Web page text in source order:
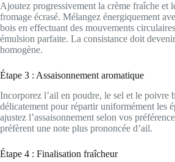
Ajoutez progressivement la crème fraîche et
fromage écrasé. Mélangez énergiquement
bois en effectuant des mouvements
émulsion parfaite. La consistance doit
homogène.
Étape 3 : Assaisonnement aromatique
Incorporez l’ail en poudre, le sel et le poivre
délicatement pour répartir uniformément les
ajustez l’assaisonnement selon vos
préfèrent une note plus prononcée d’ail.
Étape 4 : Finalisation fraîcheur